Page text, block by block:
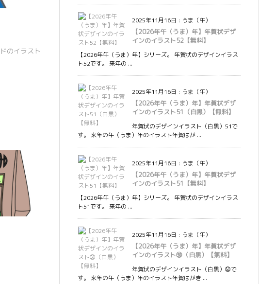
2025年11月16日 : うま（午）
【2026年午（うま）年】年賀状デザ
インのイラスト52【無料】
【2026年午（うま）年】シリーズ。 年賀状のデザインイラス
ト52です。 来年の ...
2025年11月16日 : うま（午）
【2026年午（うま）年】年賀状デザ
インのイラスト51（白黒）【無料】
年賀状のデザインイラスト（白黒）51で
す。 来年の午（うま）年のイラスト年賀はが ...
2025年11月16日 : うま（午）
【2026年午（うま）年】年賀状デザ
インのイラスト51【無料】
【2026年午（うま）年】シリーズ。 年賀状のデザインイラス
ト51です。 来年の ...
2025年11月16日 : うま（午）
【2026年午（うま）年】年賀状デザ
インのイラスト㊿（白黒）【無料】
年賀状のデザインイラスト（白黒）㊿で
す。 来年の午（うま）年のイラスト年賀はがき ...